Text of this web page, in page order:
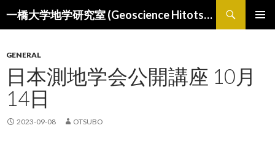
一橋大学地学研究室 (Geoscience Hitotsubashi)
テ
ツ
へ
ッ
GENERAL
日本測地学会公開講座 10月
14日
2023-09-08 OTSUBO